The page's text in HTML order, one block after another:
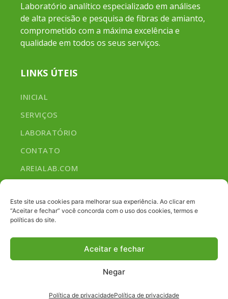
Este site usa cookies para melhorar sua experiência. Ao clicar em
“Aceitar e fechar” você concorda com o uso dos cookies, termos e
políticas do site.
Aceitar e fechar
Negar
Política de privacidadePolítica de privacidade
Laboratório analítico especializado em análises
de alta precisão e pesquisa de fibras de amianto,
comprometido com a máxima excelência e
qualidade em todos os seus serviços.
LINKS ÚTEIS
INICIAL
SERVIÇOS
LABORATÓRIO
CONTATO
AREIALAB.COM
NOSSOS SERVIÇOS
ANÁLISE DE NECESSIDADES
PLANEJAMENTO E GESTÃO